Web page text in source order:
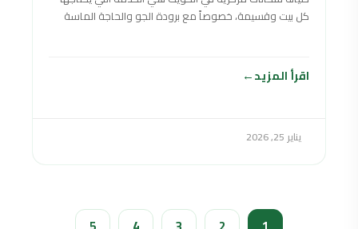
كل بيت وقسيمة، خصوصاً مع برودة الجو والحاجة الماسة
اقرأ المزيد
يناير 25, 2026